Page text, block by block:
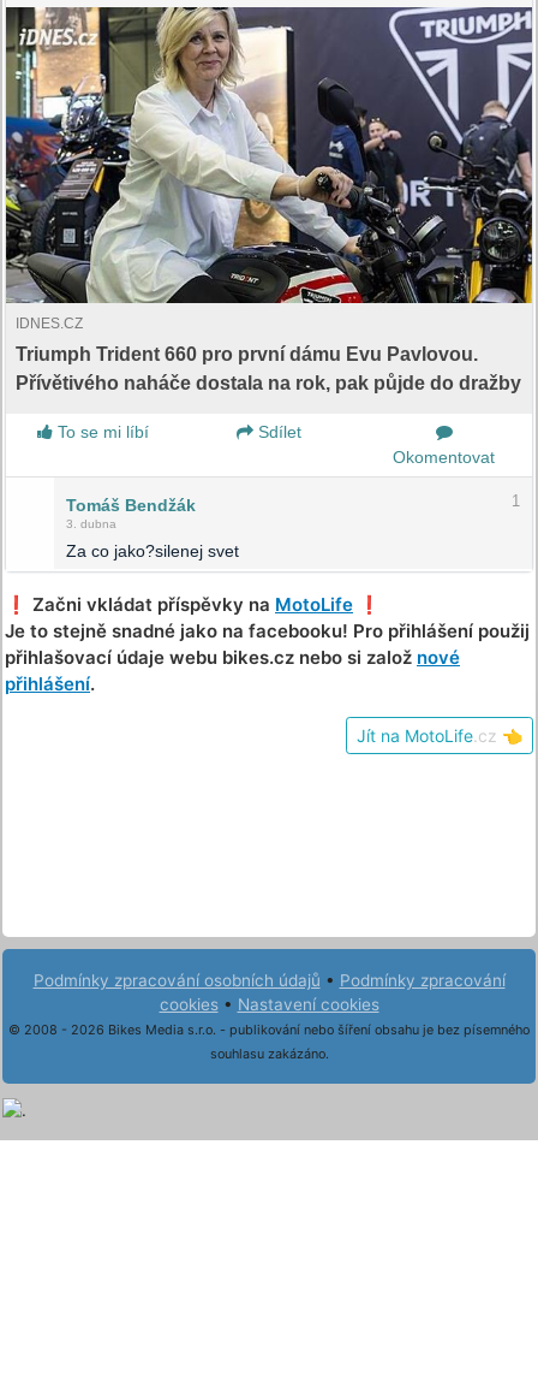
IDNES.CZ
Triumph Trident 660 pro první dámu Evu Pavlovou.
Přívětivého naháče dostala na rok, pak půjde do dražby
To se mi líbí
Sdílet
Okomentovat
Tomáš Bendžák
3. dubna
1
Za co jako?silenej svet
❗️ Začni vkládat příspěvky na MotoLife ❗️
Je to stejně snadné jako na facebooku! Pro přihlášení použij
přihlašovací údaje webu bikes.cz nebo si založ nové
přihlášení.
Jít na MotoLife .cz 👈
Podmínky zpracování osobních údajů • Podmínky zpracování
cookies• Nastavení cookies
© 2008 - 2026 Bikes Media s.r.o. - publikování nebo šíření obsahu je bez písemného
souhlasu zakázáno.